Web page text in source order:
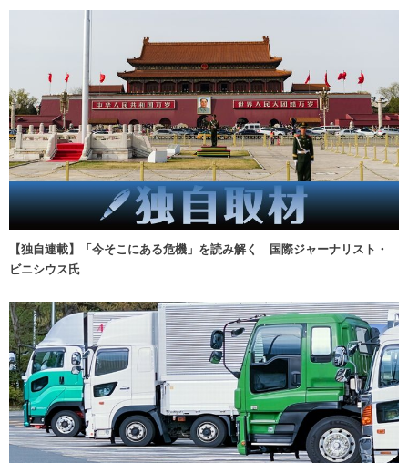
【独自連載】「今そこにある危機」を読み解く 国際ジャーナリスト・
ビニシウス氏